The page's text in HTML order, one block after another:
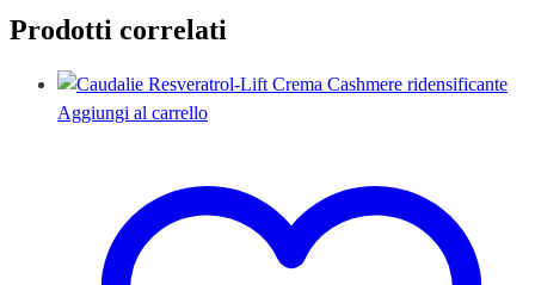
Prodotti correlati
Aggiungi al carrello